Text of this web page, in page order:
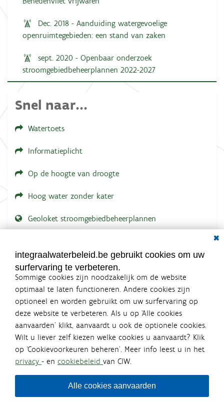
Dec. 2018 - Aanduiding watergevoelige
openruimtegebieden: een stand van zaken
sept. 2020 - Openbaar onderzoek
stroomgebiedbeheerplannen 2022-2027
Snel naar...
Watertoets
Informatieplicht
Op de hoogte van droogte
Hoog water zonder kater
Geoloket stroomgebiedbeheerplannen
LOGIN VEREIST
integraalwaterbeleid.be gebruikt cookies om uw
surfervaring te verbeteren.
Sommige cookies zijn noodzakelijk om de website
optimaal te laten functioneren. Andere cookies zijn
optioneel en worden gebruikt om uw surfervaring op
deze website te verbeteren. Als u op ‘Alle cookies
aanvaarden’ klikt, aanvaardt u ook de optionele cookies.
Wilt u liever zelf kiezen welke cookies u aanvaardt? Klik
op ‘Cookievoorkeuren beheren’. Meer info leest u in het
privacy - en cookiebeleid van CIW.
Alle cookies aanvaarden
Integraalwaterbeleid.be is een
officiële website van de Vlaamse
overheid
uitgegeven door Coördinatiecommissie Integraal
Waterbeleid
De Coördinatiecommissie Integraal Waterbeleid (CIW) is een
bestuursniveaus die bij het waterbeleid betrokken zijn. Ook
waterbedrijven nemen deel aan het overleg. Deze
samenwerking zorgt voor een gecoördineerde en